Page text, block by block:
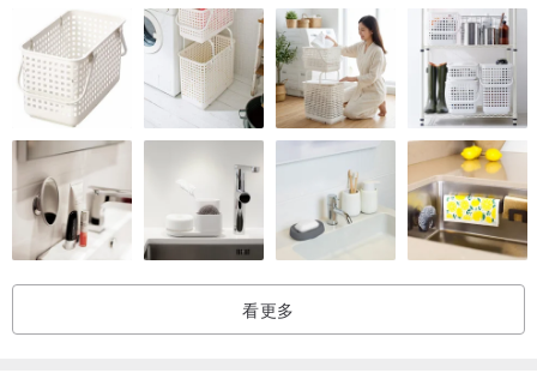
5. 開始刻印（請注意開始刻印後並不能退款）
6. 完成確認
7. 寄出印章
看更多